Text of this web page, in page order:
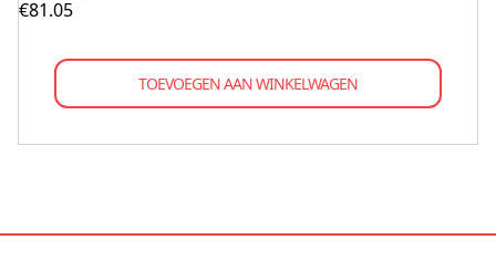
€81.05
TOEVOEGEN AAN WINKELWAGEN